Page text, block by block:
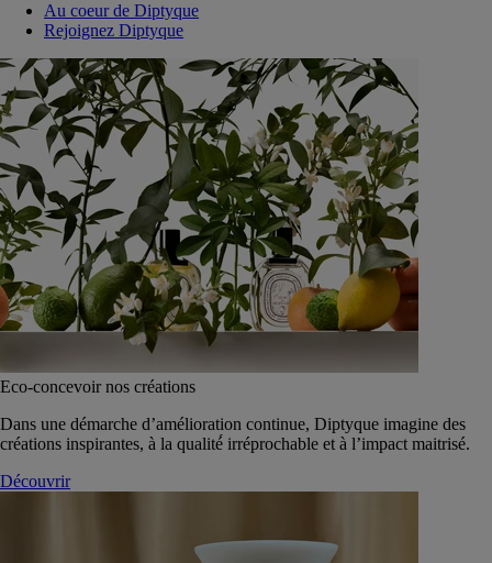
Au coeur de Diptyque
Rejoignez Diptyque
Eco-concevoir nos créations
Dans une démarche d’amélioration continue, Diptyque imagine des
créations inspirantes, à la qualité́ irréprochable et à l’impact maitrisé.
Découvrir